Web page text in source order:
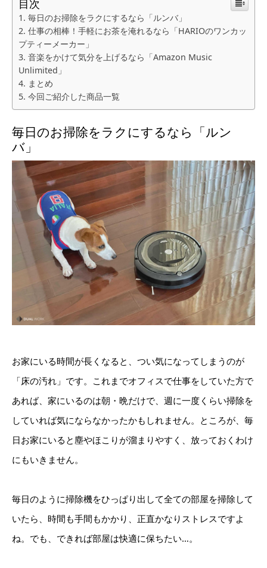
目次
毎日のお掃除をラクにするなら「ルンバ」
仕事の相棒！手軽にお茶を淹れるなら「HARIOのワンカッ
プティーメーカー」
音楽をかけて気分を上げるなら「Amazon Music
Unlimited」
まとめ
今回ご紹介した商品一覧
毎日のお掃除をラクにするなら「ルン
バ」
お家にいる時間が長くなると、つい気になってしまうのが
「床の汚れ」です。これまでオフィスで仕事をしていた方で
あれば、家にいるのは朝・晩だけで、週に一度くらい掃除を
していれば気にならなかったかもしれません。ところが、毎
日お家にいると塵やほこりが溜まりやすく、放っておくわけ
にもいきません。
毎日のように掃除機をひっぱり出して全ての部屋を掃除して
いたら、時間も手間もかかり、正直かなりストレスですよ
ね。でも、できれば部屋は快適に保ちたい…。